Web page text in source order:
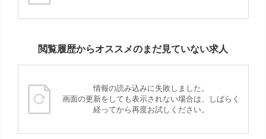
閲覧履歴からオススメのまだ見ていない求人
情報の読み込みに失敗しました。
画面の更新をしても表示されない場合は、しばらく
経ってから再度お試しください。